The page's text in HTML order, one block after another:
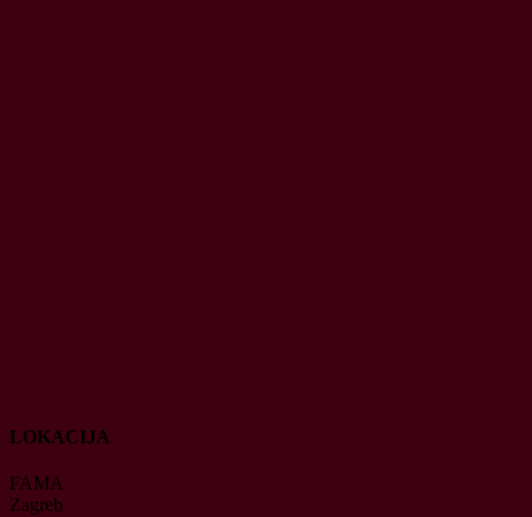
LOKACIJA
FAMA
Zagreb